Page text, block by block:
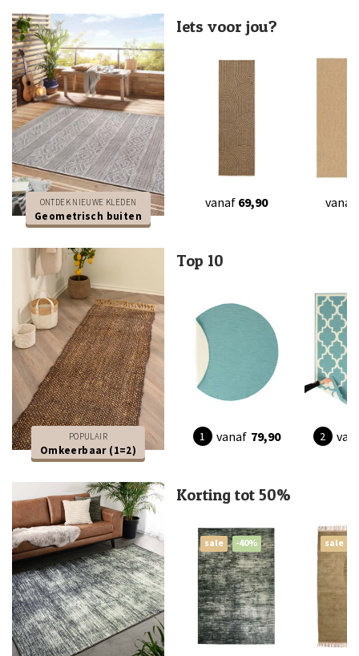
ONTDEK NIEUWE KLEDEN
Geometrisch buiten
Iets voor jou?
vanaf 69,90 vanaf
POPULAIR
Omkeerbaar (1=2)
Top 10
vanaf 79,90
Korting tot 50%
sale -40% sale